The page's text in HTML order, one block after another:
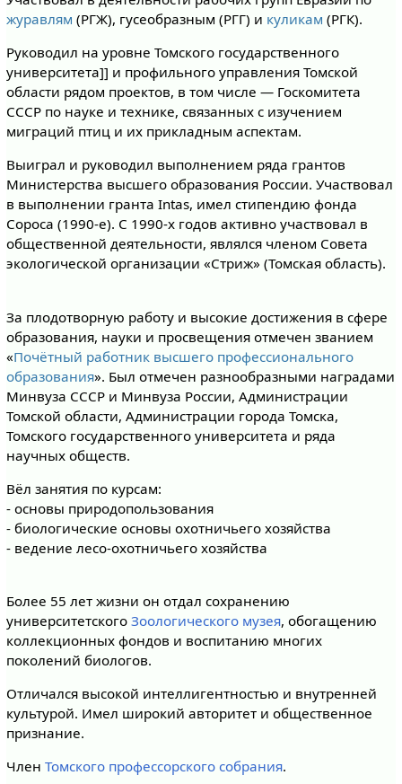
журавлям (РГЖ), гусеобразным (РГГ) и куликам (РГК).
Руководил на уровне Томского государственного
университета]] и профильного управления Томской
области рядом проектов, в том числе — Госкомитета
СССР по науке и технике, связанных с изучением
миграций птиц и их прикладным аспектам.
Выиграл и руководил выполнением ряда грантов
Министерства высшего образования России. Участвовал
в выполнении гранта Intas, имел стипендию фонда
Сороса (1990-е). С 1990-х годов активно участвовал в
общественной деятельности, являлся членом Совета
экологической организации «Стриж» (Томская область).
За плодотворную работу и высокие достижения в сфере
образования, науки и просвещения отмечен званием
«Почётный работник высшего профессионального
образования». Был отмечен разнообразными наградами
Минвуза СССР и Минвуза России, Администрации
Томской области, Администрации города Томска,
Томского государственного университета и ряда
научных обществ.
Вёл занятия по курсам:
- основы природопользования
- биологические основы охотничьего хозяйства
- ведение лесо-охотничьего хозяйства
Более 55 лет жизни он отдал сохранению
университетского Зоологического музея, обогащению
коллекционных фондов и воспитанию многих
поколений биологов.
Отличался высокой интеллигентностью и внутренней
культурой. Имел широкий авторитет и общественное
признание.
Член Томского профессорского собрания.